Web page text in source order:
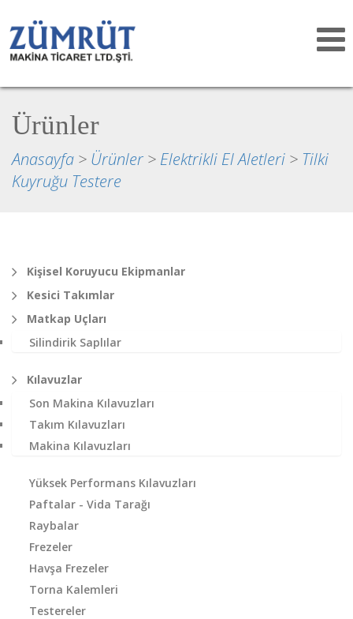
Toggle
Ürünler
Anasayfa > Ürünler > Elektrikli El Aletleri > Tilki
Kuyruğu Testere
Kişisel Koruyucu Ekipmanlar
Kesici Takımlar
Matkap Uçları
Silindirik Saplılar
Kılavuzlar
Son Makina Kılavuzları
Takım Kılavuzları
Makina Kılavuzları
Yüksek Performans Kılavuzları
Paftalar - Vida Tarağı
Raybalar
Frezeler
Havşa Frezeler
Torna Kalemleri
Testereler